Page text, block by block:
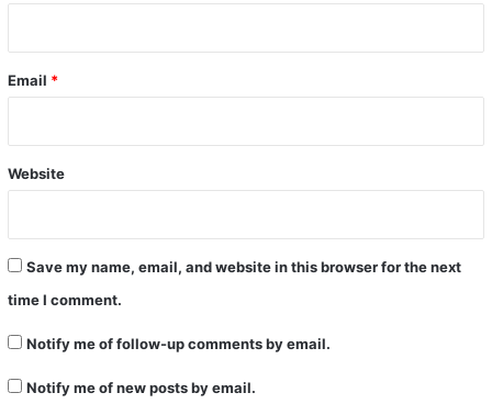
Email *
Website
Save my name, email, and website in this browser for the next
time I comment.
Notify me of follow-up comments by email.
Notify me of new posts by email.